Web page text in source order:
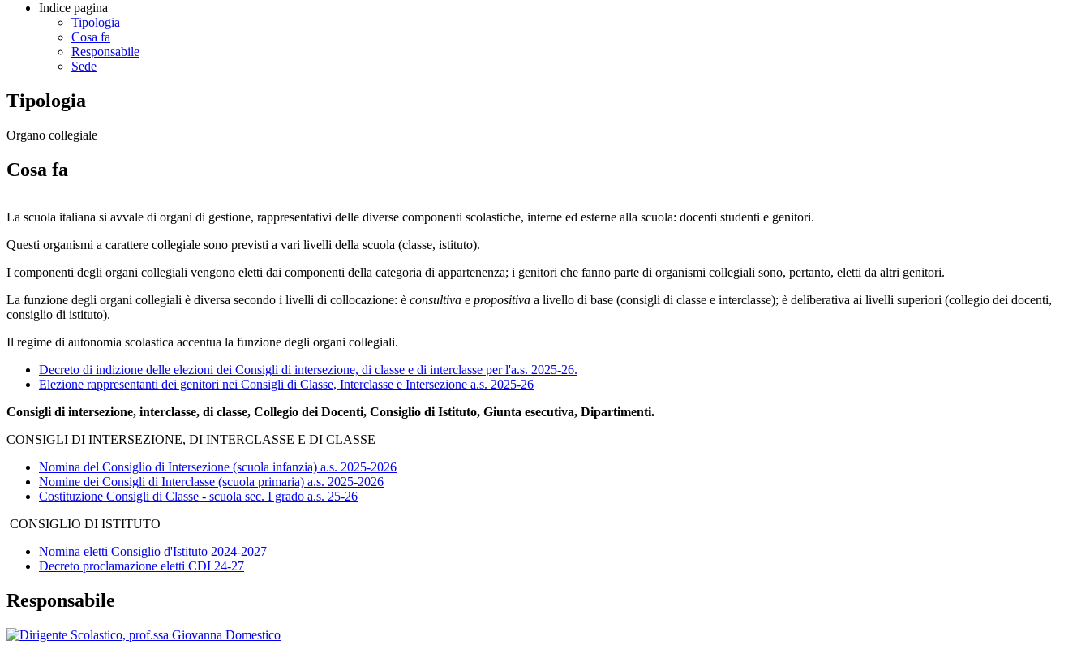
Indice pagina
Tipologia
Cosa fa
Responsabile
Sede
Tipologia
Organo collegiale
Cosa fa
La scuola italiana si avvale di organi di gestione, rappresentativi delle diverse componenti scolastiche, interne ed esterne alla scuola: docenti studenti e genitori.
Questi organismi a carattere collegiale sono previsti a vari livelli della scuola (classe, istituto).
I componenti degli organi collegiali vengono eletti dai componenti della categoria di appartenenza; i genitori che fanno parte di organismi collegiali sono, pertanto, eletti da altri genitori.
La funzione degli organi collegiali è diversa secondo i livelli di collocazione: è consultiva e propositiva a livello di base (consigli di classe e interclasse); è deliberativa ai livelli superiori (collegio dei docenti,
consiglio di istituto).
Il regime di autonomia scolastica accentua la funzione degli organi collegiali.
Decreto di indizione delle elezioni dei Consigli di intersezione, di classe e di interclasse per l'a.s. 2025-26.
Elezione rappresentanti dei genitori nei Consigli di Classe, Interclasse e Intersezione a.s. 2025-26
Consigli di intersezione, interclasse, di classe, Collegio dei Docenti, Consiglio di Istituto, Giunta esecutiva, Dipartimenti.
CONSIGLI DI INTERSEZIONE, DI INTERCLASSE E DI CLASSE
Nomina del Consiglio di Intersezione (scuola infanzia) a.s. 2025-2026
Nomine dei Consigli di Interclasse (scuola primaria) a.s. 2025-2026
Costituzione Consigli di Classe - scuola sec. I grado a.s. 25-26
CONSIGLIO DI ISTITUTO
Nomina eletti Consiglio d'Istituto 2024-2027
Decreto proclamazione eletti CDI 24-27
Responsabile